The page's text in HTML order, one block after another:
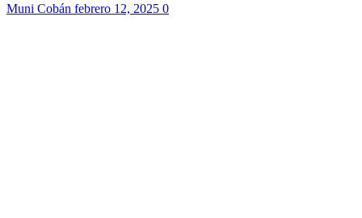
Muni Cobán febrero 12, 2025 0